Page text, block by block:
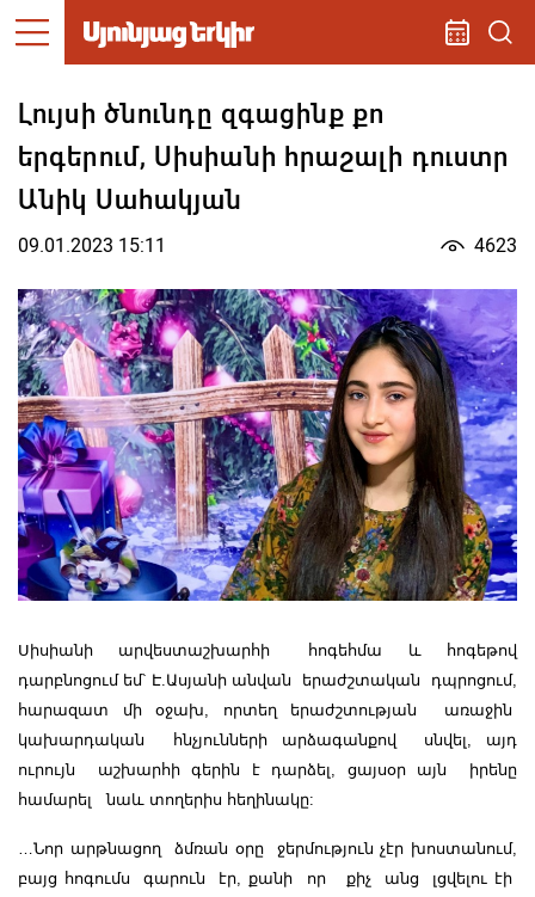
Լույսի ծնունդը զգացինք քո
երգերում, Սիսիանի հրաշալի դուստր
Անիկ Սահակյան
09.01.2023 15:11 4623
Սիսիանի արվեստաշխարհի հոգեհմա և հոգեթով
դարբնոցում եմ՝ Է.Ասյանի անվան երաժշտական դպրոցում,
հարազատ մի օջախ, որտեղ երաժշտության առաջին
կախարդական հնչյունների արձագանքով սնվել, այդ
ուրույն աշխարհի գերին է դարձել, ցայսօր այն իրենը
համարել նաև տողերիս հեղինակը:
…Նոր արթնացող ձմռան օրը ջերմություն չէր խոստանում,
բայց հոգումս գարուն էր, քանի որ քիչ անց լցվելու էի